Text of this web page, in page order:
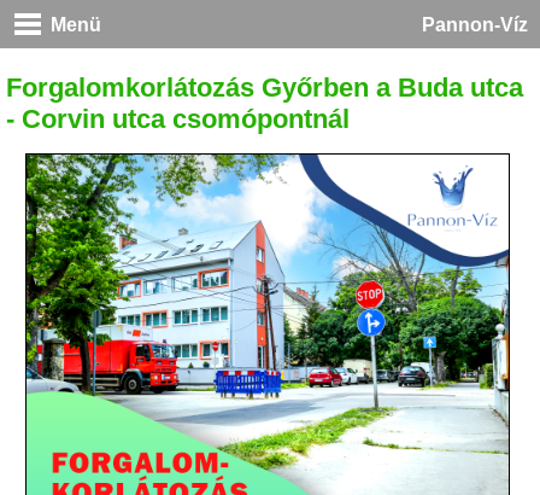
Menü Pannon-Víz
Forgalomkorlátozás Győrben a Buda utca
- Corvin utca csomópontnál